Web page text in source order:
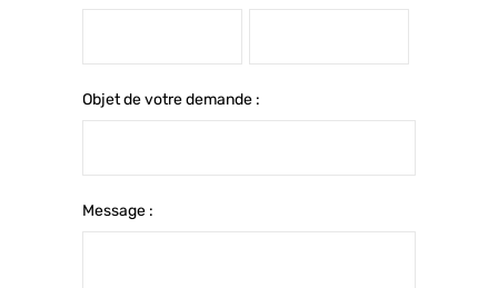
Objet de votre demande :
Message :